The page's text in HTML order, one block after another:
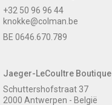
+32 50 96 96 44
knokke@colman.be
BE 0646.670.789
Jaeger-LeCoultre Boutique
Schuttershofstraat 37
2000 Antwerpen - België